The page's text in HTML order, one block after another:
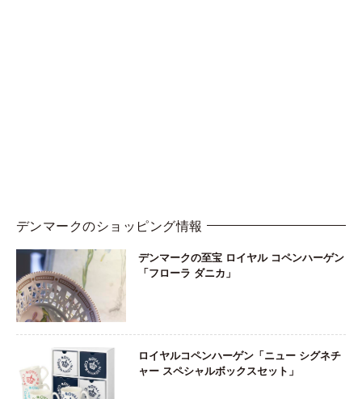
デンマークのショッピング情報
デンマークの至宝 ロイヤル コペンハーゲン
「フローラ ダニカ」
ロイヤルコペンハーゲン「ニュー シグネチ
ャー スペシャルボックスセット」